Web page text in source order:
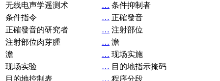
无线电声学遥测术
… 条件抑制者
条件指令
… 正確發音
正確發音的研究者
… 注射部位
注射部位肉芽腫
… 澹
澹
… 现场实施
现场实验
… 目的地指示掩码
目的地控制表
… 程序分段